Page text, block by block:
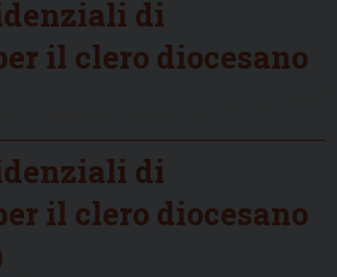
di
il clero diocesano
di
il clero diocesano